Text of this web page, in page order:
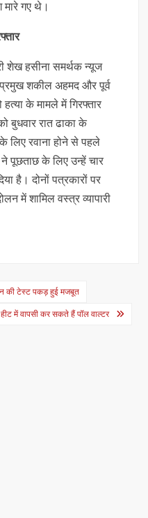
मारे गए थे।
शेख हसीना समर्थक न्यूज
प्रमुख शकील अहमद और पूर्व
के मामले में गिरफ्तार
बुधवार रात ढाका के
लिए रवाना होने से पहले
ने पूछताछ के लिए उन्हें चार
है। दोनों पत्रकारों पर
में शामिल वस्त्र व्यापारी
की टेस्ट पकड़ हुई मजबूत
में वापसी कर सकते हैं पॉल वाल्टर